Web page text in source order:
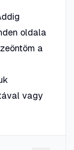
oldala
a
vagy